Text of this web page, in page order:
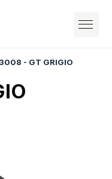
3008 - GT GRIGIO